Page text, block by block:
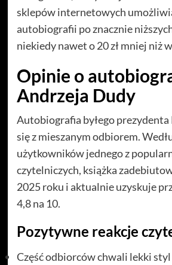
sklepów internetowych
autobiografii po znacznie
niekiedy nawet o 20 zł mniej niż
Opinie o
Andrzeja Dudy
Autobiografia byłego prezydenta
się z mieszanym odbiorem.
użytkowników jednego z
czytelniczych, książka
2025 roku i aktualnie uzyskuje
4,8 na 10.
Pozytywne reakcje
Część odbiorców chwali lekki